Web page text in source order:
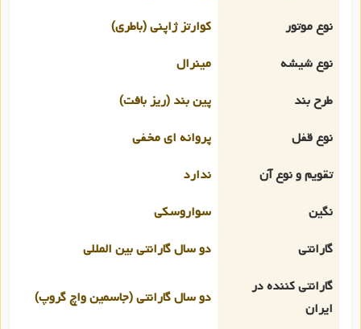
نوع موتور
کوارتز ژاپنی (باطری)
نوع شیشه
مینرال
طرح بند
پین بند (ریز بافت)
نوع قفل
پروانه ای مخفی
تقویم و نوع آن
ندارد
نگین
سواروسکی
گارانتی
دو سال گارانتی بین المللی
گارانتی کننده در
ایران
دو سال گارانتی (جاسمین واچ گروپ)